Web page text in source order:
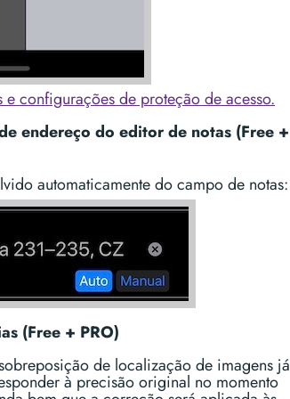
configurações de proteção de acesso.
endereço do editor de notas (Free +
automaticamente do campo de notas:
(Free + PRO)
de localização de imagens já
à precisão original no momento